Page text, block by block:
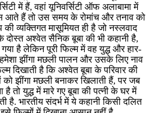
में हैं, वहां यूनिवर्सिटी ऑफ अलाबामा में
हैं तो उस समय के रोमांच और तनाव को
व्यक्तिगत मासूमियत ही है जो नस्लवाद
दोस्त अश्वेत सैनिक बूबा की भी कहानी है,
है लेकिन पूरी फिल्म में वह युद्ध और हार-
झींगा मछली पालन और उसके लिए नाव
दिखाती है कि अश्वेत बूबा के परिवार की
झींगा मछली बनाकर खिलाती हैं, पर जब
तो युद्ध में मारे गए बूबा की पत्नी के घर में
है. भारतीय संदर्भ में ये कहानी किसी दलित